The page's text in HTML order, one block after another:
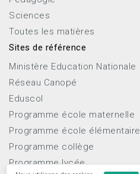
Sciences
Toutes les matières
Sites de référence
Ministère Education Nationale
Réseau Canopé
Eduscol
Programme école maternelle
Programme école élémentaire
Programme collège
Programme lycée